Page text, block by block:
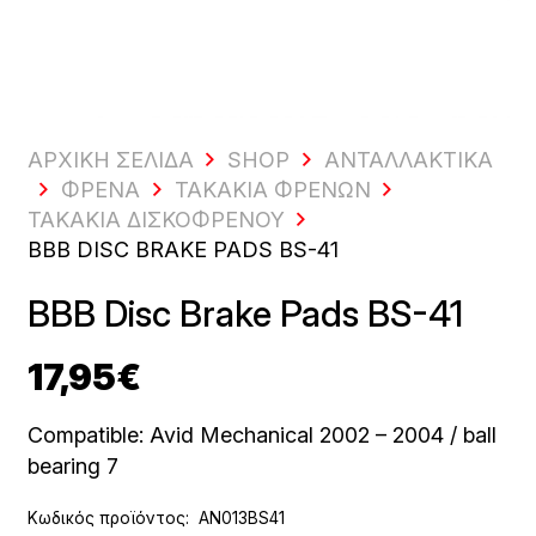
ΑΡΧΙΚΗ ΣΕΛΙΔΑ SHOP
ΑΝΤΑΛΛΑΚΤΙΚΆ
ΦΡΈΝΑ
ΤΑΚΆΚΙΑ ΦΡΈΝΩΝ
ΤΑΚΆΚΙΑ ΔΙΣΚΌΦΡΕΝΟΥ
BBB DISC BRAKE PADS BS-41
BBB Disc Brake Pads BS-41
17,95€
Compatible: Avid Mechanical 2002 – 2004 / ball
bearing 7
Κωδικός προϊόντος: AN013BS41